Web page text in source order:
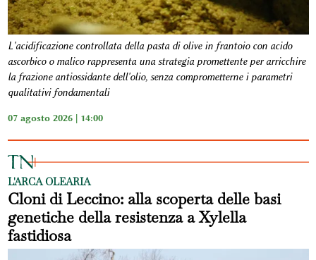
L'acidificazione controllata della pasta di olive in frantoio con acido
ascorbico o malico rappresenta una strategia promettente per arricchire
la frazione antiossidante dell'olio, senza comprometterne i parametri
qualitativi fondamentali
07 agosto 2026 | 14:00
L'ARCA OLEARIA
Cloni di Leccino: alla scoperta delle basi
genetiche della resistenza a Xylella
fastidiosa